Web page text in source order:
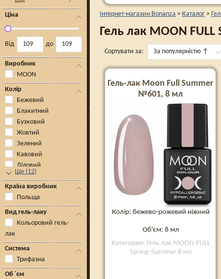
Ціна
Від до
Виробник
MOON
Колір
Бежевий
Блакитний
Бузковий
Жовтий
Зелений
Кавовий
Ліловий
Ще (12)
Країна виробник
Польща
Вид гель-лаку
Кольоровий гель-
лак
Система
Трифазна
Об `єм
Інтернет-магазин Bonanza > Каталог >
Гель лак MOON
Сортувати за: За популярністю ↑
Гель-лак Moon Full Summer
№601, 8 мл
Колір: бежево-рожевий ніжний
Об'єм: 8 мл
Категория: Гель лак MOON FULL
Spring-Summer 8 мл